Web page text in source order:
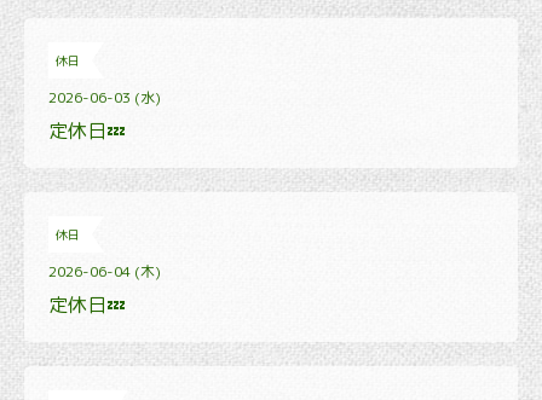
休日
2026-06-03 (水)
定休日💤
休日
2026-06-04 (木)
定休日💤